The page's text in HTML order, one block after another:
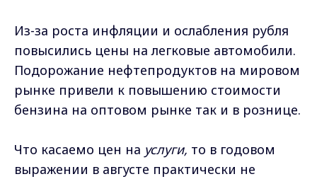
Из-за роста инфляции и ослабления рубля
повысились цены на легковые автомобили.
Подорожание нефтепродуктов на мировом
рынке привели к повышению стоимости
бензина на оптовом рынке так и в рознице.
Что касаемо цен на услуги, то в годовом
выражении в августе практически не